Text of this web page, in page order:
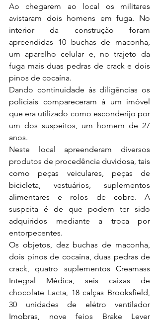
Ao chegarem ao local os militares
avistaram dois homens em fuga. No
interior da construção foram
apreendidas 10 buchas de maconha,
um aparelho celular e, no trajeto da
fuga mais duas pedras de crack e dois
pinos de cocaína.
Dando continuidade às diligências os
policiais compareceram à um imóvel
que era utilizado como esconderijo por
um dos suspeitos, um homem de 27
anos.
Neste local apreenderam diversos
produtos de procedência duvidosa, tais
como peças veiculares, peças de
bicicleta, vestuários, suplementos
alimentares e rolos de cobre. A
suspeita é de que podem ter sido
adquiridos mediante a troca por
entorpecentes.
Os objetos, dez buchas de maconha,
dois pinos de cocaína, duas pedras de
crack, quatro suplementos Creamass
Integral Médica, seis caixas de
chocolate Lacta, 18 calças Brooksfield,
30 unidades de elétro ventilador
Imobras, nove feios Brake Lever